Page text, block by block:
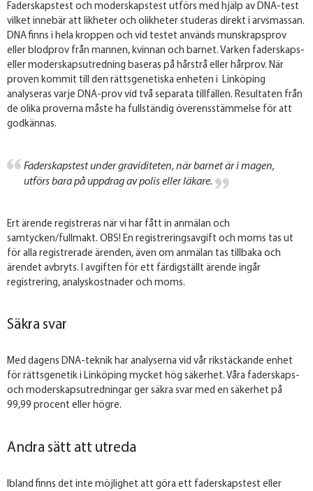
Faderskapstest och moderskapstest utförs med hjälp av DNA-test
vilket innebär att likheter och olikheter studeras direkt i arvsmassan.
DNA finns i hela kroppen och vid testet används munskrapsprov
eller blodprov från mannen, kvinnan och barnet. Varken faderskaps-
eller moderskapsutredning baseras på hårstrå eller hårprov. När
proven kommit till den rättsgenetiska enheten i Linköping
analyseras varje DNA-prov vid två separata tillfällen. Resultaten från
de olika proverna måste ha fullständig överensstämmelse för att
godkännas.
Faderskapstest under graviditeten, när barnet är i magen,
utförs bara på uppdrag av polis eller läkare.
Ert ärende registreras när vi har fått in anmälan och
samtycken/fullmakt. OBS! En registreringsavgift och moms tas ut
för alla registrerade ärenden, även om anmälan tas tillbaka och
ärendet avbryts. I avgiften för ett färdigställt ärende ingår
registrering, analyskostnader och moms.
Säkra svar
Med dagens DNA‐teknik har analyserna vid vår rikstäckande enhet
för rättsgenetik i Linköping mycket hög säkerhet. Våra faderskaps-
och moderskapsutredningar ger säkra svar med en säkerhet på
99,99 procent eller högre.
Andra sätt att utreda
Ibland finns det inte möjlighet att göra ett faderskapstest eller